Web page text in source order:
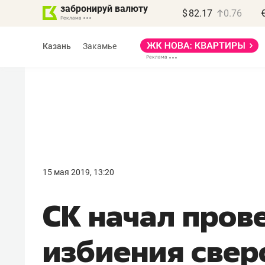
забронируй валюту $ 82.17 0.76
Казань Закамье
15 мая 2019, 13:20
СК начал
избиения